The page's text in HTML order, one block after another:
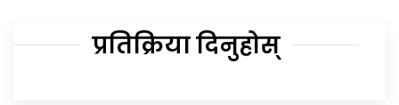
प्रतिक्रिया दिनुहोस्